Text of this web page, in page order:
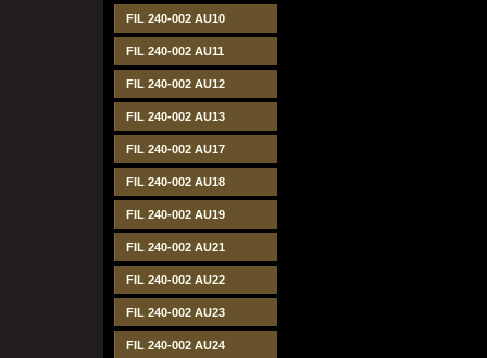
FIL 240-002 AU10
FIL 240-002 AU11
FIL 240-002 AU12
FIL 240-002 AU13
FIL 240-002 AU17
FIL 240-002 AU18
FIL 240-002 AU19
FIL 240-002 AU21
FIL 240-002 AU22
FIL 240-002 AU23
FIL 240-002 AU24